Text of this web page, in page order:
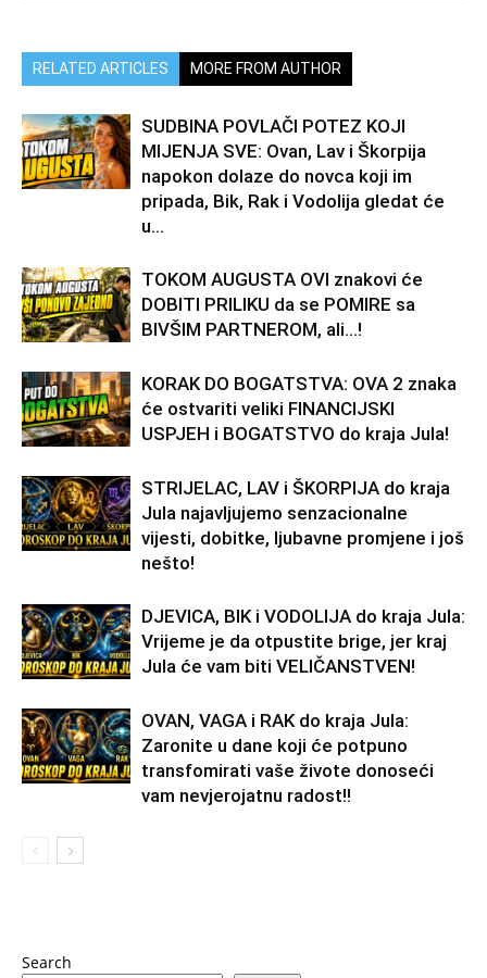
RELATED ARTICLES MORE FROM AUTHOR
SUDBINA POVLAČI POTEZ KOJI
MIJENJA SVE: Ovan, Lav i Škorpija
napokon dolaze do novca koji im
pripada, Bik, Rak i Vodolija gledat će
u...
TOKOM AUGUSTA OVI znakovi će
DOBITI PRILIKU da se POMIRE sa
BIVŠIM PARTNEROM, ali…!
KORAK DO BOGATSTVA: OVA 2 znaka
će ostvariti veliki FINANCIJSKI
USPJEH i BOGATSTVO do kraja Jula!
STRIJELAC, LAV i ŠKORPIJA do kraja
Jula najavljujemo senzacionalne
vijesti, dobitke, ljubavne promjene i još
nešto!
DJEVICA, BIK i VODOLIJA do kraja Jula:
Vrijeme je da otpustite brige, jer kraj
Jula će vam biti VELIČANSTVEN!
OVAN, VAGA i RAK do kraja Jula:
Zaronite u dane koji će potpuno
transfomirati vaše živote donoseći
vam nevjerojatnu radost!!
Search